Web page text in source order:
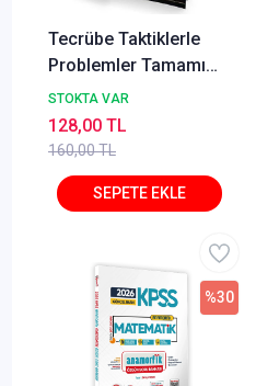
Tecrübe Taktiklerle
Problemler Tamamı
Dijital Çözümlü Soru
Bankası
STOKTA VAR
160,00 TL
128,00 TL
%30